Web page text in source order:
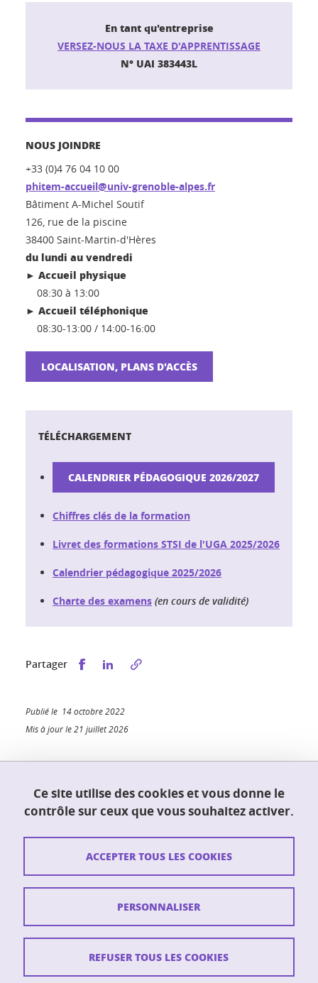
En tant qu'entreprise
VERSEZ-NOUS LA TAXE D'APPRENTISSAGE
N° UAI 383443L
NOUS JOINDRE
+33 (0)4 76 04 10 00
phitem-accueil@univ-grenoble-alpes.fr
Bâtiment A-Michel Soutif
126, rue de la piscine
38400 Saint-Martin-d'Hères
du lundi au vendredi
► Accueil physique
08:30 à 13:00
► Accueil téléphonique
08:30-13:00 / 14:00-16:00
LOCALISATION, PLANS D'ACCÈS
TÉLÉCHARGEMENT
CALENDRIER PÉDAGOGIQUE 2026/2027
Chiffres clés de la formation
Livret des formations STSI de l'UGA 2025/2026
Calendrier pédagogique 2025/2026
Charte des examens (en cours de validité)
Partager Partager sur Facebook
Partager sur LinkedIn
Publié le 14 octobre 2022
Mis à jour le 21 juillet 2026
UFR PhITEM (Physique, Ingénierie, Terre,
Environnement, Mécanique)
38400 Saint-Martin-d'Hères
Contact
Mentions légales
Ce site utilise des cookies et vous donne le
contrôle sur ceux que vous souhaitez activer.
ACCEPTER TOUS LES COOKIES
REFUSER TOUS LES COOKIES
PERSONNALISER